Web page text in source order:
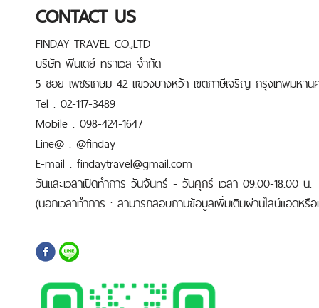
CONTACT US
FINDAY TRAVEL CO.,LTD
บริษัท ฟินเดย์ ทราเวล จำกัด
5 ซอย เพชรเกษม 42 แขวงบางหว้า เขตภาษีเจริญ กรุงเทพมหาน
Tel : 02-117-3489
Mobile : 098-424-1647
Line@ : @finday
E-mail : findaytravel@gmail.com
วันและเวลาเปิดทำการ วันจันทร์ - วันศุกร์ เวลา 09:00-18:00 น.
(นอกเวลาทำการ : สามารถสอบถามข้อมูลเพิ่มเติมผ่านไลน์แอดหรือ